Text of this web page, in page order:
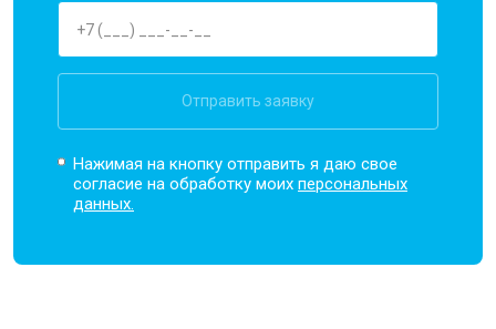
Отправить заявку
Нажимая на кнопку отправить я даю свое
согласие на обработку моихперсональных
данных.